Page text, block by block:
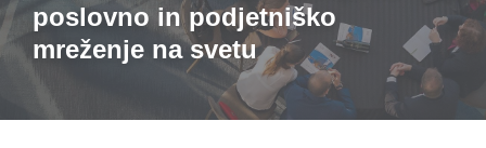
poslovno in podjetniško
mreženje na svetu